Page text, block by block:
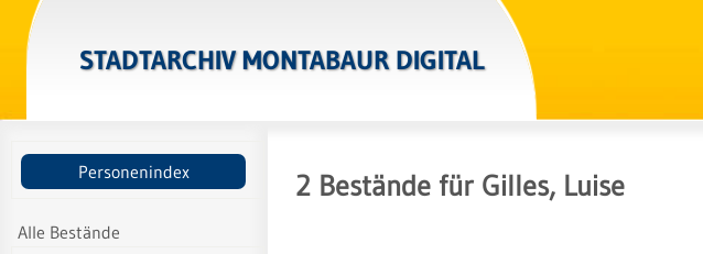
STADTARCHIV MONTABAUR DIGITAL
Personenindex
Alle Bestände
2 Bestände für Gilles, Luise